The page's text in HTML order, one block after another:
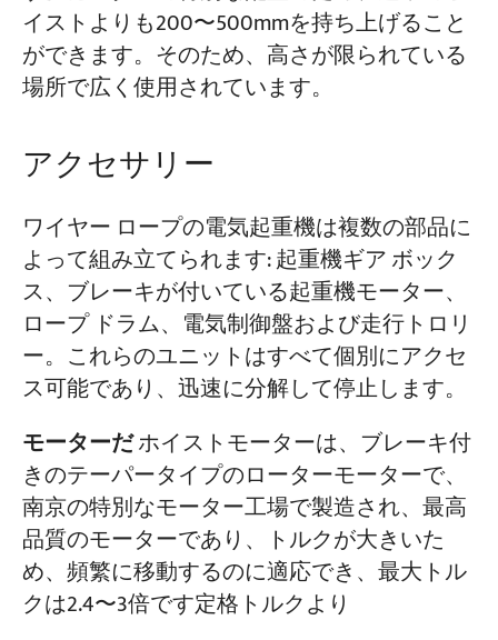
イストよりも200〜500mmを持ち上げること
ができます。そのため、高さが限られている
場所で広く使用されています。
アクセサリー
ワイヤー ロープの電気起重機は複数の部品に
よって組み立てられます: 起重機ギア ボック
ス、ブレーキが付いている起重機モーター、
ロープ ドラム、電気制御盤および走行トロリ
ー。これらのユニットはすべて個別にアクセ
ス可能であり、迅速に分解して停止します。
モーターだホイストモーターは、ブレーキ付
きのテーパータイプのローターモーターで、
南京の特別なモーター工場で製造され、最高
品質のモーターであり、トルクが大きいた
め、頻繁に移動するのに適応でき、最大トル
クは2.4〜3倍です定格トルクより